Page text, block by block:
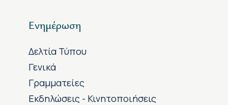
Ενημέρωση
Δελτία Τύπου
Γενικά
Γραμματείες
Εκδηλώσεις - Κινητοποιήσεις